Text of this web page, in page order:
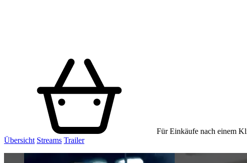
Für Einkäufe nach einem
Übersicht Streams Trailer